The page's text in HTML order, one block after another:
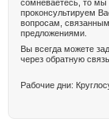
сомневаетесь, то мы
проконсультируем
вопросам,
предложениями.
Вы всегда можете
через обратную
Рабочие дни: